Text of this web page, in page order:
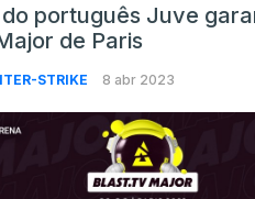
do português Juve
de Paris
STRIKE 8 abr 2023